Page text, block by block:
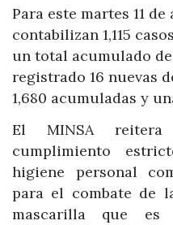
Para este martes 11
contabilizan 1,115
un total acumulado de
registrado 16 nuevas
1,680 acumuladas y
El MINSA
cumplimiento
higiene personal
para el combate de
mascarilla que es